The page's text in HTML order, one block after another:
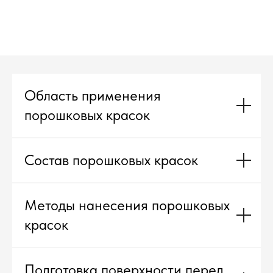
Область применения
порошковых красок
Состав порошковых красок
Методы нанесения порошковых
красок
Подготовка поверхности перед